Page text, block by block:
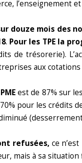
douze mois des
. Pour les TPE la
de trésorerie).
aux
est de 87% sur
pour les crédits
refusées, ce
mais à sa